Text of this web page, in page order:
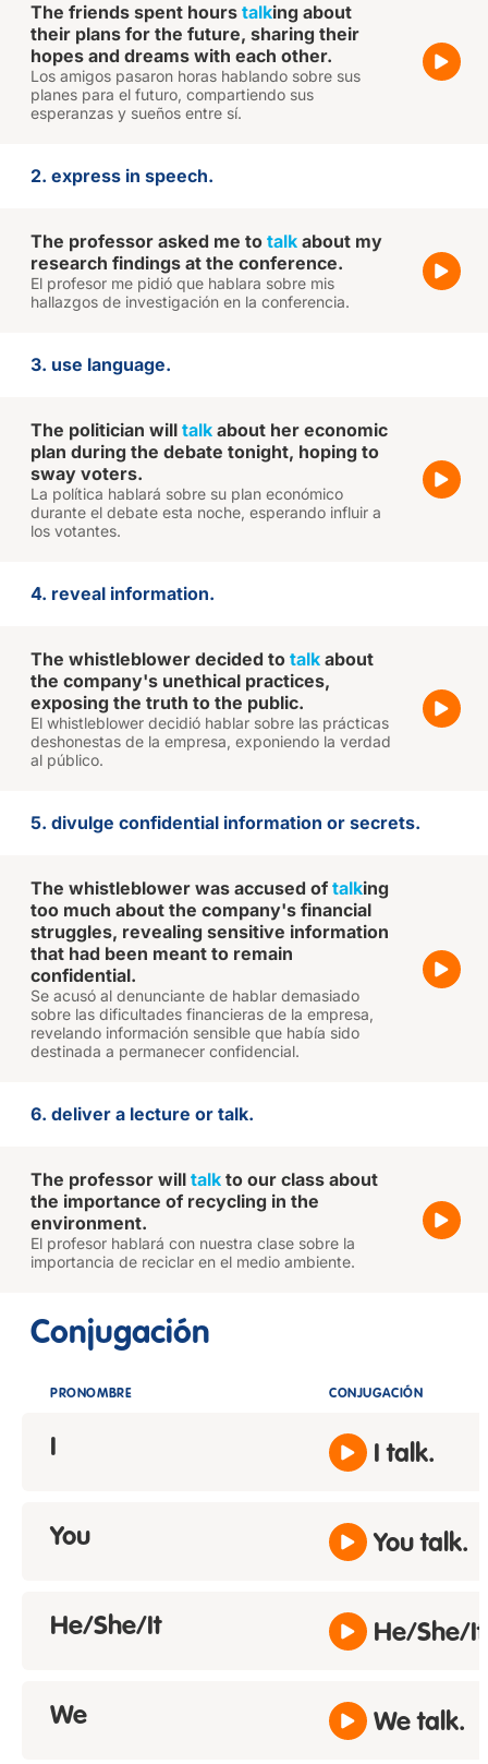
The friends spent hours talking about
their plans for the future, sharing their
hopes and dreams with each other.
Los amigos pasaron horas hablando sobre sus
planes para el futuro, compartiendo sus
esperanzas y sueños entre sí.
2. express in speech.
The professor asked me to talk about my
research findings at the conference.
El profesor me pidió que hablara sobre mis
hallazgos de investigación en la conferencia.
3. use language.
The politician will talk about her economic
plan during the debate tonight, hoping to
sway voters.
La política hablará sobre su plan económico
durante el debate esta noche, esperando influir a
los votantes.
4. reveal information.
The whistleblower decided to talk about
the company's unethical practices,
exposing the truth to the public.
El whistleblower decidió hablar sobre las prácticas
deshonestas de la empresa, exponiendo la verdad
al público.
5. divulge confidential information or secrets.
The whistleblower was accused of talking
too much about the company's financial
struggles, revealing sensitive information
that had been meant to remain
confidential.
Se acusó al denunciante de hablar demasiado
sobre las dificultades financieras de la empresa,
revelando información sensible que había sido
destinada a permanecer confidencial.
6. deliver a lecture or talk.
The professor will talk to our class about
the importance of recycling in the
environment.
El profesor hablará con nuestra clase sobre la
importancia de reciclar en el medio ambiente.
Conjugación
PRONOMBRE CONJUGACIÓN
I I talk.
You You talk.
He/She/It He/She/
We We talk.